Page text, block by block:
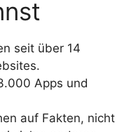
seit über 14
Apps und
auf Fakten, nicht